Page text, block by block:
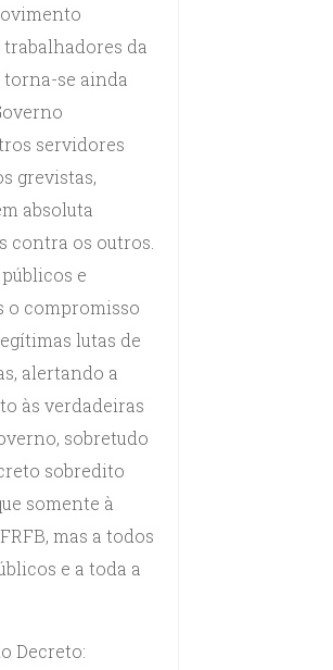
da
se ainda
servidores
grevistas,
absoluta
contra os outros.
e
o compromisso
lutas de
alertando a
às verdadeiras
sobretudo
sobredito
somente à
mas a todos
e a toda a
Decreto: